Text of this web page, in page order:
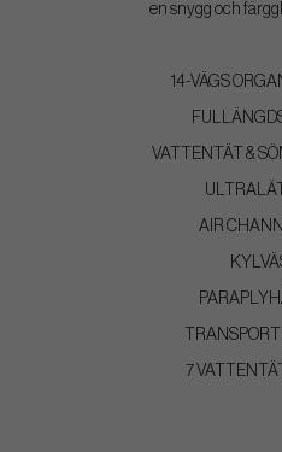
en snygg och
14-VÄGS
VATTENTÄT &
AIR
7